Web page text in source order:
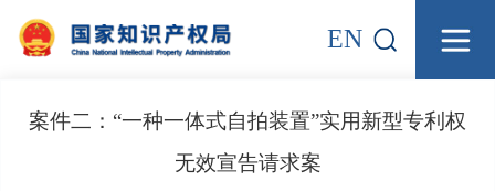
EN
案件二：“一种一体式自拍装置”实用新型专利权
无效宣告请求案